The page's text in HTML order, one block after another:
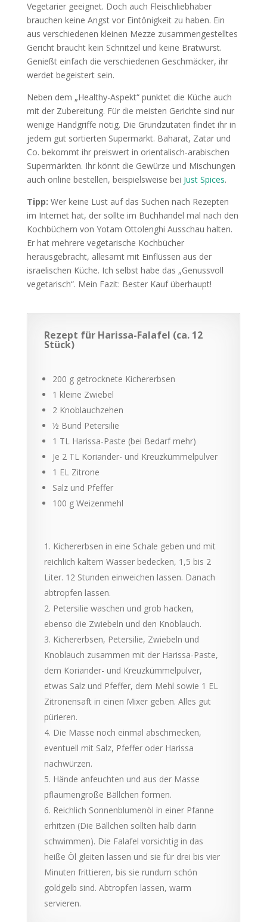
Vegetarier geeignet. Doch auch Fleischliebhaber
brauchen keine Angst vor Eintönigkeit zu haben. Ein
aus verschiedenen kleinen Mezze zusammengestelltes
Gericht braucht kein Schnitzel und keine Bratwurst.
Genießt einfach die verschiedenen Geschmäcker, ihr
werdet begeistert sein.
Neben dem „Healthy-Aspekt“ punktet die Küche auch
mit der Zubereitung. Für die meisten Gerichte sind nur
wenige Handgriffe nötig. Die Grundzutaten findet ihr in
jedem gut sortierten Supermarkt. Baharat, Zatar und
Co. bekommt ihr preiswert in orientalisch-arabischen
Supermärkten. Ihr könnt die Gewürze und Mischungen
auch online bestellen, beispielsweise bei Just Spices.
Tipp: Wer keine Lust auf das Suchen nach Rezepten
im Internet hat, der sollte im Buchhandel mal nach den
Kochbüchern von Yotam Ottolenghi Ausschau halten.
Er hat mehrere vegetarische Kochbücher
herausgebracht, allesamt mit Einflüssen aus der
israelischen Küche. Ich selbst habe das „Genussvoll
vegetarisch“. Mein Fazit: Bester Kauf überhaupt!
Rezept für Harissa-Falafel (ca. 12
Stück)
200 g getrocknete Kichererbsen
1 kleine Zwiebel
2 Knoblauchzehen
½ Bund Petersilie
1 TL Harissa-Paste (bei Bedarf mehr)
Je 2 TL Koriander- und Kreuzkümmelpulver
1 EL Zitrone
Salz und Pfeffer
100 g Weizenmehl
Kichererbsen in eine Schale geben und mit
reichlich kaltem Wasser bedecken, 1,5 bis 2
Liter. 12 Stunden einweichen lassen. Danach
abtropfen lassen.
Petersilie waschen und grob hacken,
ebenso die Zwiebeln und den Knoblauch.
Kichererbsen, Petersilie, Zwiebeln und
Knoblauch zusammen mit der Harissa-Paste,
dem Koriander- und Kreuzkümmelpulver,
etwas Salz und Pfeffer, dem Mehl sowie 1 EL
Zitronensaft in einen Mixer geben. Alles gut
pürieren.
Die Masse noch einmal abschmecken,
eventuell mit Salz, Pfeffer oder Harissa
nachwürzen.
Hände anfeuchten und aus der Masse
pflaumengroße Bällchen formen.
Reichlich Sonnenblumenöl in einer Pfanne
erhitzen (Die Bällchen sollten halb darin
schwimmen). Die Falafel vorsichtig in das
heiße Öl gleiten lassen und sie für drei bis vier
Minuten frittieren, bis sie rundum schön
goldgelb sind. Abtropfen lassen, warm
servieren.